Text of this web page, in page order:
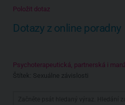
Položit dotaz
Dotazy z online poradny
Psychoterapeutická, partnerská i
Štítek: Sexuálne závislosti